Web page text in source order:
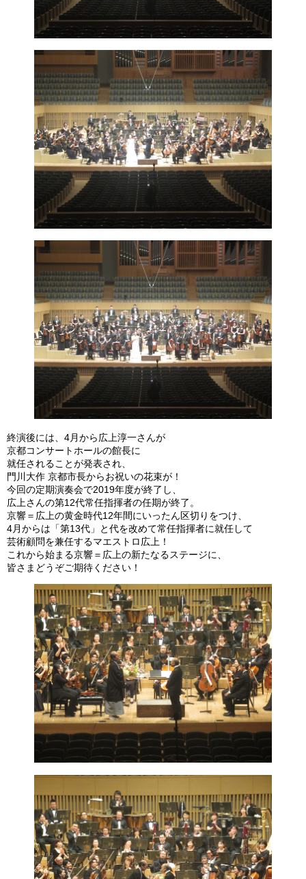
終演後には、4月から広上淳一さんが
京都コンサートホールの館長に
就任されることが発表され、
門川大作 京都市長からお祝いの花束が！
今回の定期演奏会で2019年度が終了し、
広上さんの第12代常任指揮者の任期が終了。
京響＝広上の黄金時代12年間にいったん区切りをつけ、
4月からは「第13代」と代を改めて常任指揮者に就任して
芸術顧問を兼任するマエストロ広上！
これから始まる京響＝広上の新たなるステージに、
皆さまどうぞご期待ください！